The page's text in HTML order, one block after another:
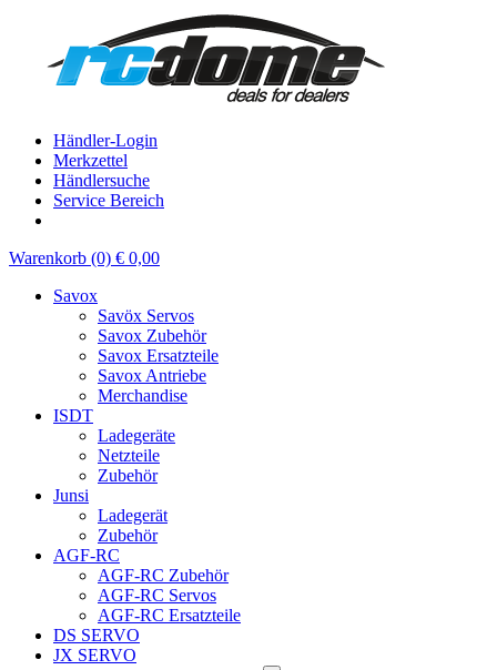
Händler-Login
Merkzettel
Händlersuche
Service Bereich
Warenkorb (0) € 0,00
Savox
Savöx Servos
Savox Zubehör
Savox Ersatzteile
Savox Antriebe
Merchandise
ISDT
Ladegeräte
Netzteile
Zubehör
Junsi
Ladegerät
Zubehör
AGF-RC
AGF-RC Zubehör
AGF-RC Servos
AGF-RC Ersatzteile
DS SERVO
JX SERVO